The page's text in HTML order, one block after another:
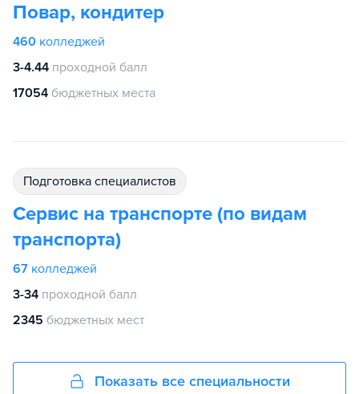
Повар, кондитер
460 колледжей
3-4.44 проходной балл
17054 бюджетных места
подготовка специалистов
Сервис на транспорте (по видам
транспорта)
67 колледжей
3-34 проходной балл
2345 бюджетных мест
Показать все специальности